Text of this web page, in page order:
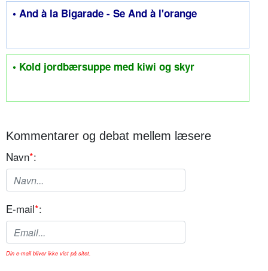
• And à la Bigarade - Se And à l'orange
• Kold jordbærsuppe med kiwi og skyr
Kommentarer og debat mellem læsere
Navn*:
E-mail*:
Din e-mail bliver ikke vist på sitet.